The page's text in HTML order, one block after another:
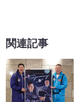
関連記事